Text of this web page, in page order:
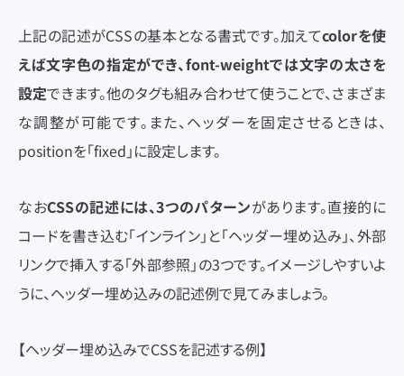
上記の記述がCSSの基本となる書式です。加えてcolorを使
えば文字色の指定ができ、font-weightでは文字の太さを
設定できます。他のタグも組み合わせて使うことで、さまざま
な調整が可能です。また、ヘッダーを固定させるときは、
positionを「fixed」に設定します。
なおCSSの記述には、3つのパターンがあります。直接的に
コードを書き込む「インライン」と「ヘッダー埋め込み」、外部
リンクで挿入する「外部参照」の3つです。イメージしやすいよ
うに、ヘッダー埋め込みの記述例で見てみましょう。
【ヘッダー埋め込みでCSSを記述する例】
シンクバルに問い合わせる